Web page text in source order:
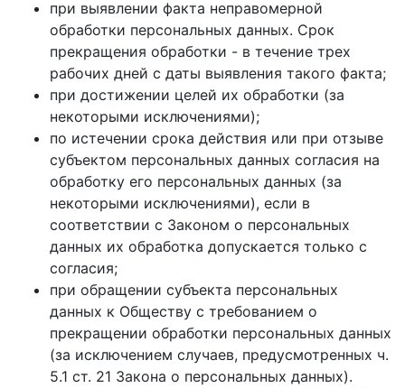
при выявлении факта неправомерной
обработки персональных данных. Срок
прекращения обработки - в течение трех
рабочих дней с даты выявления такого факта;
при достижении целей их обработки (за
некоторыми исключениями);
по истечении срока действия или при отзыве
субъектом персональных данных согласия на
обработку его персональных данных (за
некоторыми исключениями), если в
соответствии с Законом о персональных
данных их обработка допускается только с
согласия;
при обращении субъекта персональных
данных к Обществу с требованием о
прекращении обработки персональных данных
(за исключением случаев, предусмотренных ч.
5.1 ст. 21 Закона о персональных данных).